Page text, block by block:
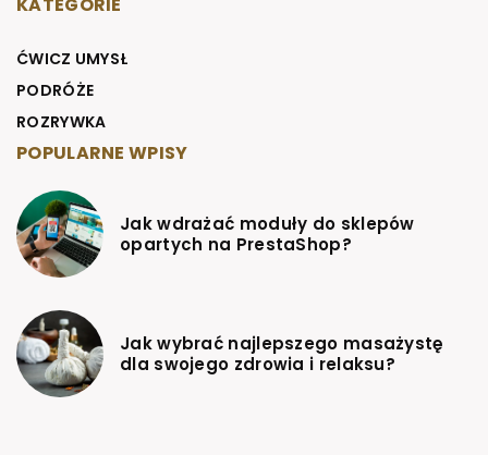
ĆWICZ UMYSŁ
PODRÓŻE
ROZRYWKA
POPULARNE WPISY
Jak wdrażać moduły do sklepów
opartych na PrestaShop?
Jak wybrać najlepszego masażystę
dla swojego zdrowia i relaksu?